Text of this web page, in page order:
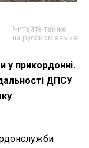
Читайте также
на русском языке
у прикордонні.
ДПСУ